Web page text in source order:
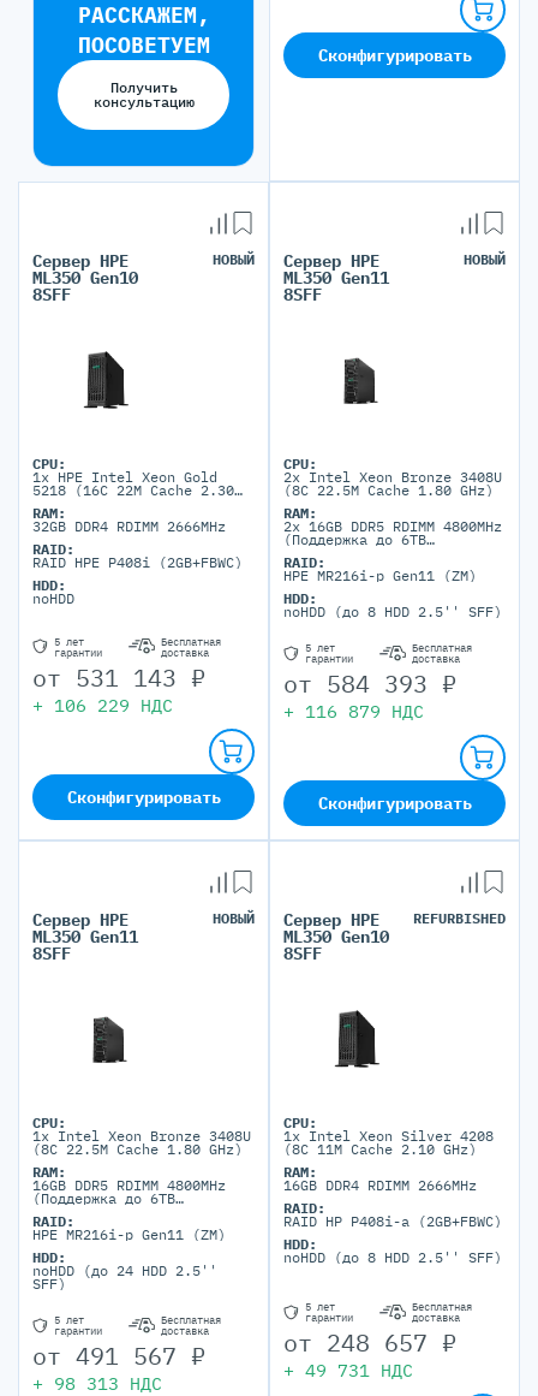
РАССКАЖЕМ,
ПОСОВЕТУЕМ
Получить
консультацию
Сконфигурировать
Сервер HPE
ML350 Gen10
8SFF
НОВЫЙ
CPU:
1x HPE Intel Xeon Gold
5218 (16C 22M Cache 2.30
RAM:
32GB DDR4 RDIMM 2666MHz
RAID:
RAID HPE P408i (2GB+FBWC)
HDD:
noHDD
5 лет
гарантии
Бесплатная
доставка
от 531 143 ₽
+ 106 229 НДС
Сконфигурировать
Сервер HPE
ML350 Gen11
8SFF
НОВЫЙ
CPU:
2x Intel Xeon Bronze 3408U
(8C 22.5M Cache 1.80 GHz)
RAM:
2x 16GB DDR5 RDIMM 4800MHz
(Поддержка до 6TB
портов)
RAID:
HPE MR216i-p Gen11 (ZM)
HDD:
noHDD (до 8 HDD 2.5'' SFF)
5 лет
гарантии
Бесплатная
доставка
от 584 393 ₽
+ 116 879 НДС
Сконфигурировать
Сервер HPE
ML350 Gen11
8SFF
НОВЫЙ
CPU:
1x Intel Xeon Bronze 3408U
(8C 22.5M Cache 1.80 GHz)
RAM:
16GB DDR5 RDIMM 4800MHz
(Поддержка до 6TB
портов)
RAID:
HPE MR216i-p Gen11 (ZM)
HDD:
noHDD (до 24 HDD 2.5''
SFF)
5 лет
гарантии
Бесплатная
доставка
от 491 567 ₽
+ 98 313 НДС
Сервер HPE
ML350 Gen10
8SFF
REFURBISHED
CPU:
1x Intel Xeon Silver 4208
(8C 11M Cache 2.10 GHz)
RAM:
16GB DDR4 RDIMM 2666MHz
RAID:
RAID HP P408i-a (2GB+FBWC)
HDD:
noHDD (до 8 HDD 2.5'' SFF)
5 лет
гарантии
Бесплатная
доставка
от 248 657 ₽
+ 49 731 НДС